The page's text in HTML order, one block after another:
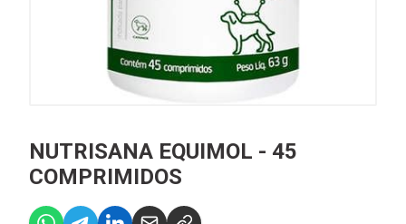
NUTRISANA EQUIMOL - 45
COMPRIMIDOS